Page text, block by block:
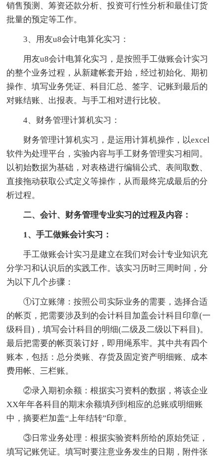
销售预测、筹资还款分析、投资可行性分析和最佳订货
批量的预定等工作。
3、用友u8会计电算化实习：
用友u8会计电算化实习，是按照手工做账会计实习
的整个业务过程，从新建帐套开始，经过初始化、期初
操作、填写业务凭证、科目汇总、签字、记账到最后的
对账结账、出报表。与手工相对进行比较。
4、财务管理计算机实习：
财务管理计算机实习，是运用计算机操作，以excel
软件为处理平台，实验内容与手工财务管理实习相同。
以初始数据为基础，对表格进行编辑公式、表间取数、
直接拖动获取公式定义等操作，从而最终完成最后的分
析过程。
二、会计、财务管理专业实习的过程及内容：
1、手工做账会计实习：
手工做账会计实习是建立在我们对会计专业知识充
分学习和认识后的实践工作。该实习历时三周时间，分
为以下几个步骤：
①订立账簿：按照公司实际业务的需要，选择合适
的帐页，把需要涉及到的会计科目加盖会计科目印章(一
级科目)，填写会计科目的明细(二级及二级以下科目)。
最后把需要的帐页装订好，即用绳系牢。其中共有四个
账本，包括：总分类账、存货及固定资产明细账、成本
费用帐、三栏账。
②录入期初余额：根据实习资料的数据，将该企业
XX年年各科目的期末余额填列到相应的总账或明细账
中，摘要栏加盖“上年结转”印章。
③日常业务处理：根据实验资料所给的原始凭证，
填写记账凭证。填写时要注意业务发生的日期，附件张